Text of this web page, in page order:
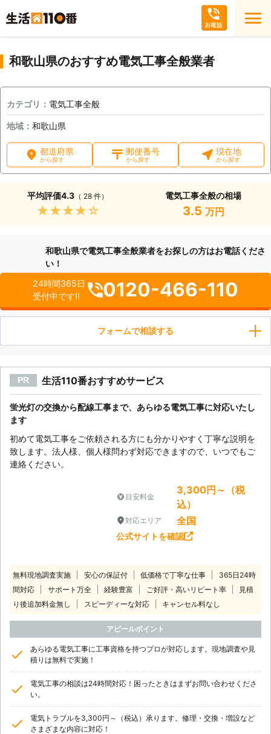
和歌山県のおすすめ電気工事全般業者
カテゴリ： 電気工事全般
地域： 和歌山県
都道府県
から探す
郵便番号
から探す
現在地
から探す
平均評価4.3 （ 28 件）
★★★★★
電気工事全般の相場
3.5 万円
和歌山県で電気工事全般業者をお探しの方はお電話くださ
い！
24時間365日
受付中です!!
0120-466-110
フォームで相談する
PR 生活110番おすすめサービス
蛍光灯の交換から配線工事まで、あらゆる電気工事に対応いたし
ます
初めて電気工事をご依頼される方にも分かりやすく丁寧な説明を
致します。法人様、個人様問わず対応できますので、いつでもご
連絡ください。
目安料金
3,300円～（税
込）
対応エリア 全国
公式サイトを確認
無料現地調査実施 安心の保証付 低価格で丁寧な仕事
365日24時
間対応
サポート万全 経験豊富 ご好評・高いリピート率
見積
り後追加料金無し
スピーディーな対応 キャンセル料なし
アピールポイント
あらゆる電気工事に工事資格を持つプロが対応します。現地調査や見
積りは無料で実施！
電気工事の相談は24時間対応！困ったときはまずお問い合わせくださ
い。
電気トラブルを3,300円～（税込）承ります。修理・交換・増設など
さまざまな内容に対応！